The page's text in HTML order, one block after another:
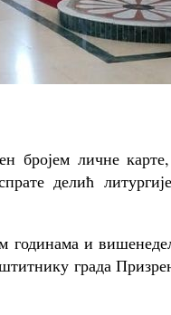
бројем личне
делић
годинама и
града